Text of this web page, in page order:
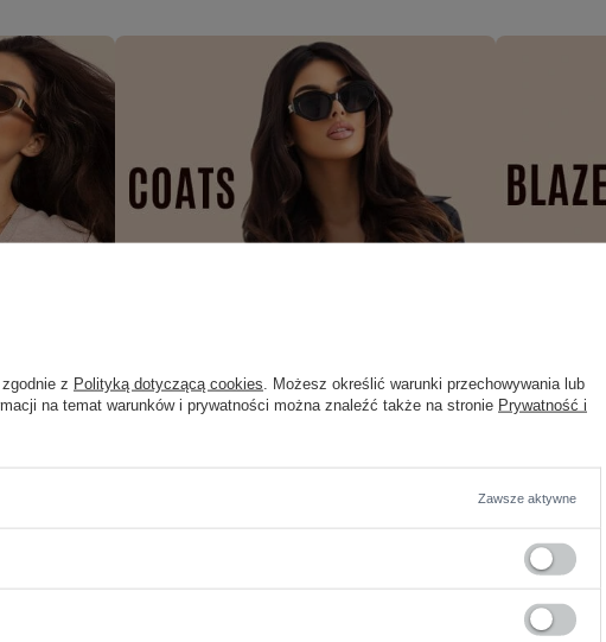
z Polityką dotyczącą cookies . Możesz określić warunki przechowywania lub
na temat warunków i prywatności można znaleźć także na stronie Prywatność i
Zawsze aktywne